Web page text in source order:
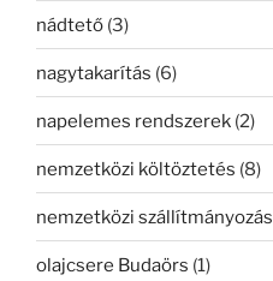
nádtető (3)
nagytakarítás (6)
napelemes rendszerek (2)
nemzetközi költöztetés (8)
nemzetközi szállítmányozás
olajcsere Budaörs (1)